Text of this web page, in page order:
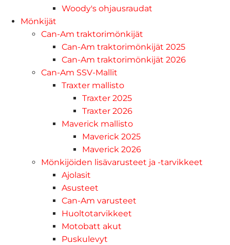
Woody's ohjausraudat
Mönkijät
Can-Am traktorimönkijät
Can-Am traktorimönkijät 2025
Can-Am traktorimönkijät 2026
Can-Am SSV-Mallit
Traxter mallisto
Traxter 2025
Traxter 2026
Maverick mallisto
Maverick 2025
Maverick 2026
Mönkijöiden lisävarusteet ja -tarvikkeet
Ajolasit
Asusteet
Can-Am varusteet
Huoltotarvikkeet
Motobatt akut
Puskulevyt